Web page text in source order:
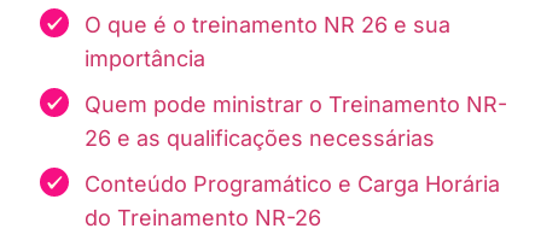
O que é o treinamento NR 26 e sua
importância
Quem pode ministrar o Treinamento NR-
26 e as qualificações necessárias
Conteúdo Programático e Carga Horária
do Treinamento NR-26